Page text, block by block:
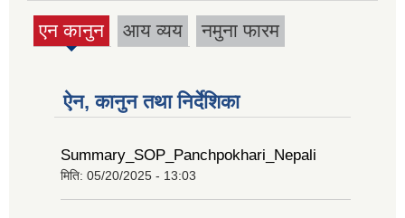
एन कानुन आय व्यय नमुना फारम
ऐन, कानुन तथा निर्देशिका
Summary_SOP_Panchpokhari_Nepali
मिति: 05/20/2025 - 13:03